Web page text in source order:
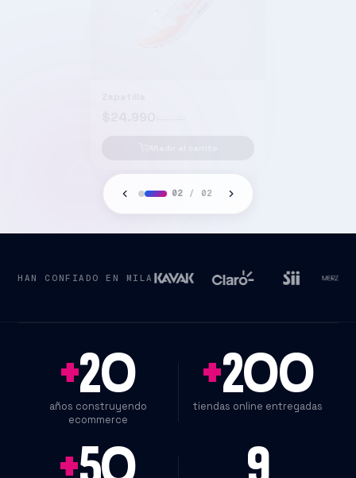
02 / 02
HAN CONFIADO EN MILA
+20
años construyendo
ecommerce
+200
tiendas online entregadas